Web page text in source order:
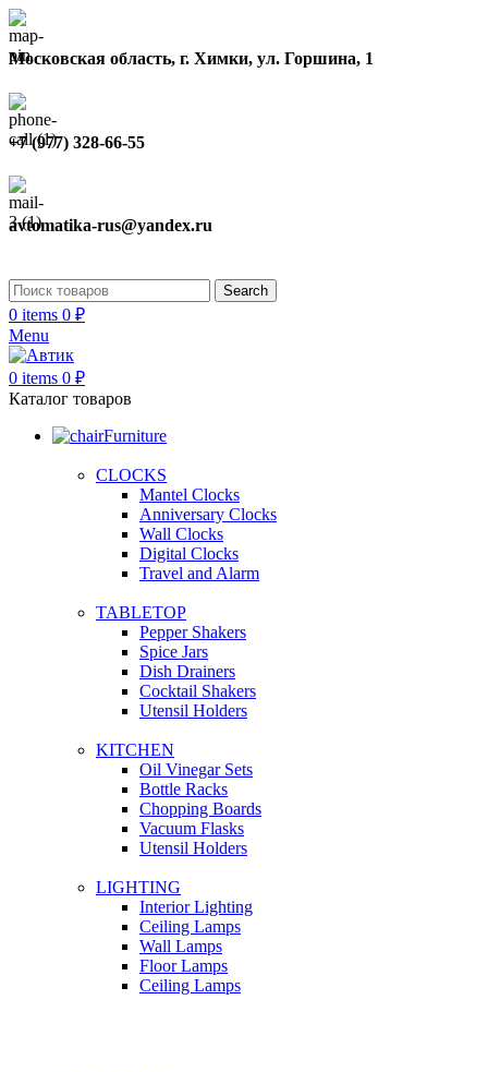
Московская область, г. Химки, ул. Горшина, 1
+7 (977) 328-66-55
avtomatika-rus@yandex.ru
Search
0 items 0 ₽
Menu
0 items 0 ₽
Каталог товаров
Furniture
CLOCKS
Mantel Clocks
Anniversary Clocks
Wall Clocks
Digital Clocks
Travel and Alarm
TABLETOP
Pepper Shakers
Spice Jars
Dish Drainers
Сocktail Shakers
Utensil Holders
KITCHEN
Oil Vinegar Sets
Bottle Racks
Chopping Boards
Vacuum Flasks
Utensil Holders
LIGHTING
Interior Lighting
Ceiling Lamps
Wall Lamps
Floor Lamps
Ceiling Lamps